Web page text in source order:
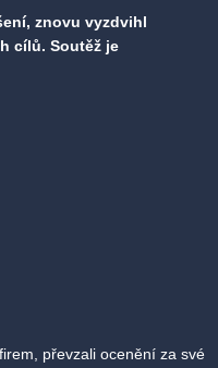
znovu vyzdvihl
cílů. Soutěž je
převzali ocenění za své